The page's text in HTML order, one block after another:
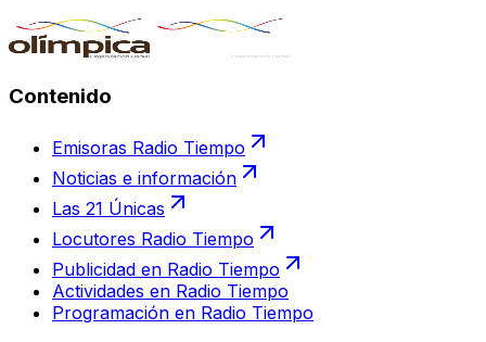
Contenido
Emisoras Radio Tiempo
Noticias e información
Las 21 Únicas
Locutores Radio Tiempo
Publicidad en Radio Tiempo
Actividades en Radio Tiempo
Programación en Radio Tiempo